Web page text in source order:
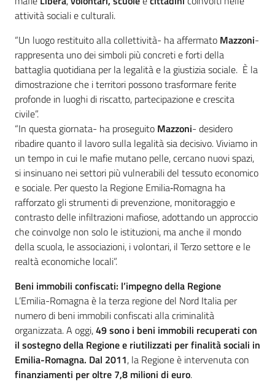
attività sociali e culturali.
“Un luogo restituito alla collettività- ha affermato Mazzoni-
rappresenta uno dei simboli più concreti e forti della
battaglia quotidiana per la legalità e la giustizia sociale. È la
dimostrazione che i territori possono trasformare ferite
profonde in luoghi di riscatto, partecipazione e crescita
civile”.
“In questa giornata- ha proseguito Mazzoni- desidero
ribadire quanto il lavoro sulla legalità sia decisivo. Viviamo in
un tempo in cui le mafie mutano pelle, cercano nuovi spazi,
si insinuano nei settori più vulnerabili del tessuto economico
e sociale. Per questo la Regione Emilia‑Romagna ha
rafforzato gli strumenti di prevenzione, monitoraggio e
contrasto delle infiltrazioni mafiose, adottando un approccio
che coinvolge non solo le istituzioni, ma anche il mondo
della scuola, le associazioni, i volontari, il Terzo settore e le
realtà economiche locali”.
Beni immobili confiscati: l’impegno della Regione
L’Emilia-Romagna è la terza regione del Nord Italia per
numero di beni immobili confiscati alla criminalità
organizzata. A oggi,49 sono i beni immobili recuperati con
il sostegno della Regione e riutilizzati per finalità sociali in
Emilia-Romagna. Dal 2011, la Regione è intervenuta con
finanziamenti per oltre 7,8 milioni di euro.